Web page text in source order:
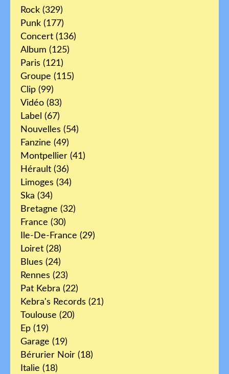
Rock (329)
Punk (177)
Concert (136)
Album (125)
Paris (121)
Groupe (115)
Clip (99)
Vidéo (83)
Label (67)
Nouvelles (54)
Fanzine (49)
Montpellier (41)
Hérault (36)
Limoges (34)
Ska (34)
Bretagne (32)
France (30)
Ile-De-France (29)
Loiret (28)
Blues (24)
Rennes (23)
Pat Kebra (22)
Kebra's Records (21)
Toulouse (20)
Ep (19)
Garage (19)
Bérurier Noir (18)
Italie (18)